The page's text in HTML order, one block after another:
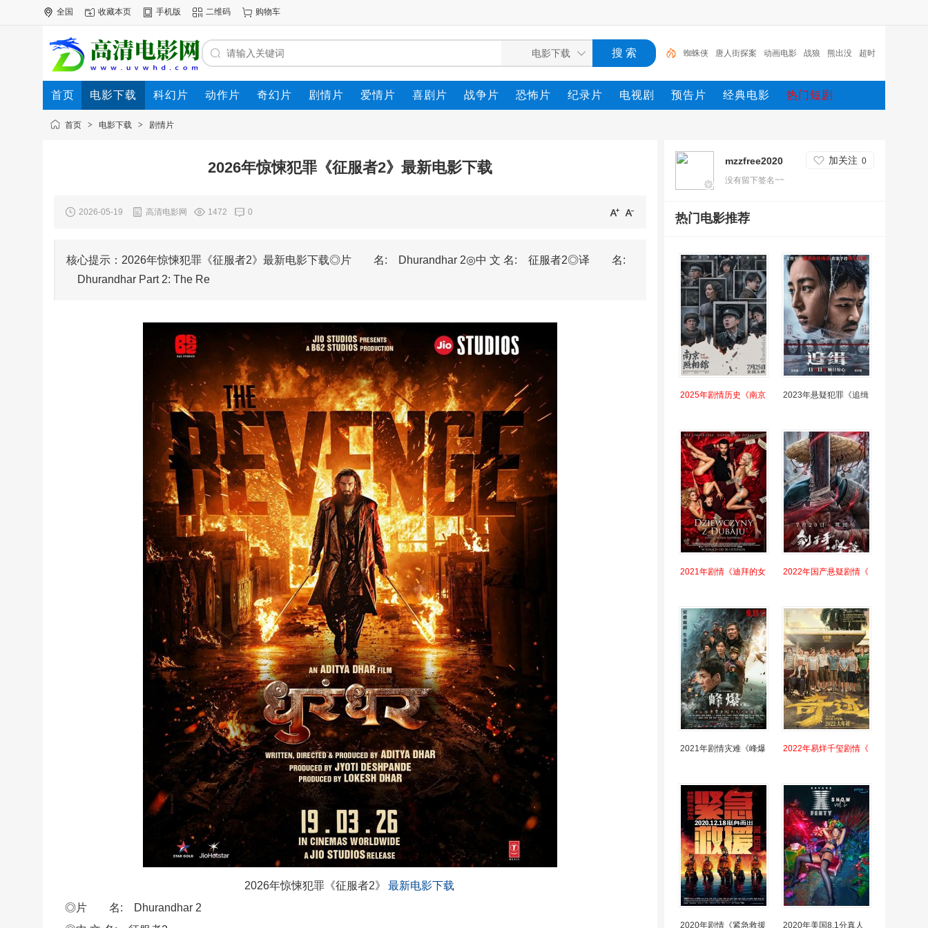
全国 收藏本页 手机版 二维码 购物车
蜘蛛侠 唐人街探案 动画电影 战狼 熊出没 超时
空 哥斯拉 重生 冰雪奇缘2 斗罗大陆
首页 电影下载 科幻片 动作片 奇幻片 剧情片 爱情片 喜剧片 战争片 恐怖片 纪录片 电视剧 预告片 经典电影 热门短剧
电影专题 下载帮助
首页 > 电影下载 > 剧情片
2026年惊悚犯罪《征服者2》最新电影下载
2026-05-19 高清电影网 1472 0
核心提示：2026年惊悚犯罪《征服者2》最新电影下载◎片 名: Dhurandhar 2◎中 文 名: 征服者2◎译 名:
Dhurandhar Part 2: The Re
2026年惊悚犯罪《征服者2》
最新电影下载
◎片 名: Dhurandhar 2
mzzfree2020 加关注 0
没有留下签名~~
热门电影推荐
2025年剧情历史《南京 2023年悬疑犯罪《追缉
2021年剧情《迪拜的女 2022年国产悬疑剧情《
2021年剧情灾难《峰爆 2022年易烊千玺剧情《
2020年剧情《紧急救援 2020年美国8.1分真人